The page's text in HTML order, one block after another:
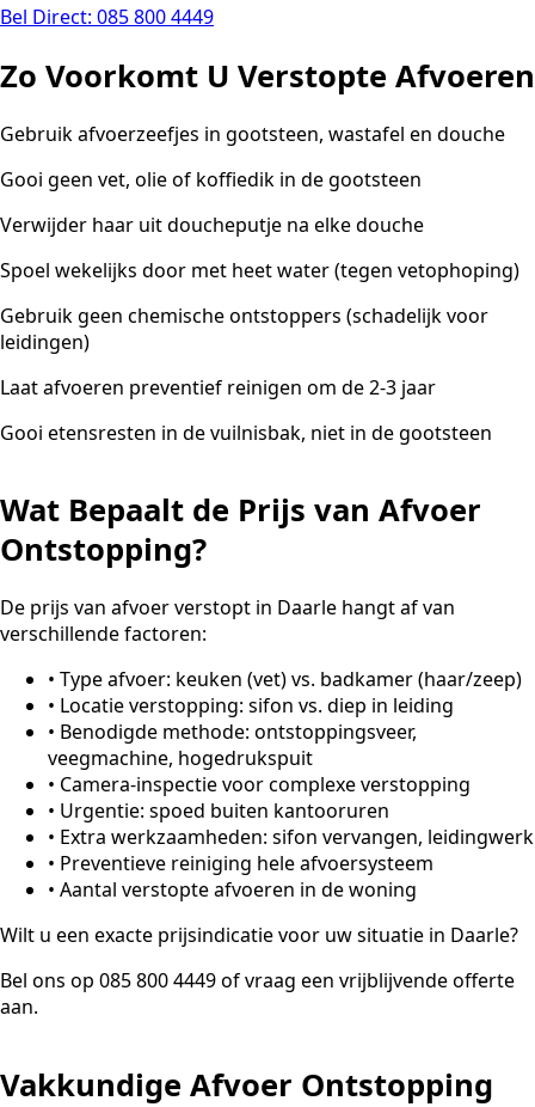
Bel Direct: 085 800 4449
Zo Voorkomt U Verstopte Afvoeren
Gebruik afvoerzeefjes in gootsteen, wastafel en douche
Gooi geen vet, olie of koffiedik in de gootsteen
Verwijder haar uit doucheputje na elke douche
Spoel wekelijks door met heet water (tegen vetophoping)
Gebruik geen chemische ontstoppers (schadelijk voor
leidingen)
Laat afvoeren preventief reinigen om de 2-3 jaar
Gooi etensresten in de vuilnisbak, niet in de gootsteen
Wat Bepaalt de Prijs van Afvoer
Ontstopping?
De prijs van afvoer verstopt in Daarle hangt af van
verschillende factoren:
• Type afvoer: keuken (vet) vs. badkamer (haar/zeep)
• Locatie verstopping: sifon vs. diep in leiding
• Benodigde methode: ontstoppingsveer,
veegmachine, hogedrukspuit
• Camera-inspectie voor complexe verstopping
• Urgentie: spoed buiten kantooruren
• Extra werkzaamheden: sifon vervangen, leidingwerk
• Preventieve reiniging hele afvoersysteem
• Aantal verstopte afvoeren in de woning
Wilt u een exacte prijsindicatie voor uw situatie in Daarle?
Bel ons op 085 800 4449 of vraag een vrijblijvende offerte
aan.
Vakkundige Afvoer Ontstopping